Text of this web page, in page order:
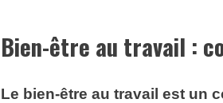
Bien-être au travail :
Le bien-être au travail est un